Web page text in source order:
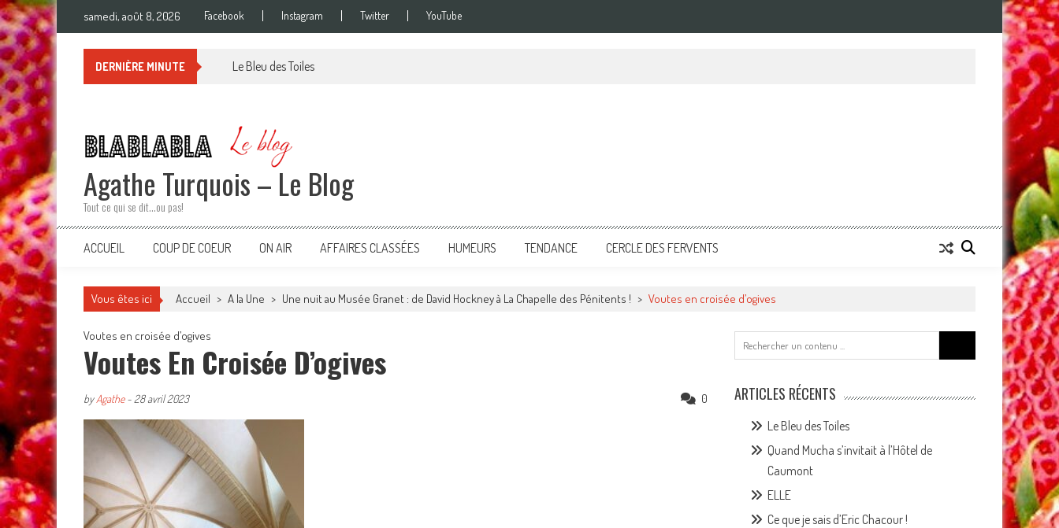
Skip
content
samedi, août 8, 2026 Facebook Instagram Twitter YouTube
DERNIÈRE MINUTE Le Bleu des Toiles
Agathe Turquois – Le Blog
Tout ce qui se dit…ou pas!
ACCUEIL COUP DE COEUR ON AIR AFFAIRES CLASSÉES HUMEURS TENDANCE CERCLE DES FERVENTS
Vous êtes ici Accueil > A la Une > Une nuit au Musée Granet : de David Hockney à La Chapelle des Pénitents ! > Voutes en croisée d’ogives
Voutes en croisée d’ogives
Voutes En Croisée D’ogives
byAgathe- 28 avril 2023 0
for:
ARTICLES RÉCENTS
Le Bleu des Toiles
Quand Mucha s’invitait à l’Hôtel de
Caumont
ELLE
Ce que je sais d’Eric Chacour !